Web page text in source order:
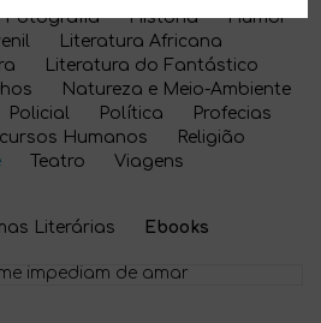
Fotografia História
Humor
Literatura Africana
Literatura do Fantástico
Natureza e Meio-Ambiente
Policial Política
Profecias
Humanos
Religião
Teatro Viagens
Literárias Ebooks